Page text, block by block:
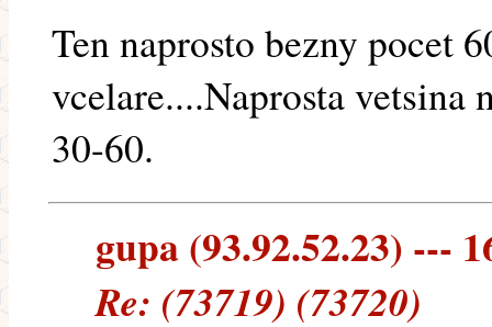
Ten naprosto bezny pocet
vcelare....Naprosta
30-60.
gupa (93.92.52.23) ---
Re: (73719) (73720)